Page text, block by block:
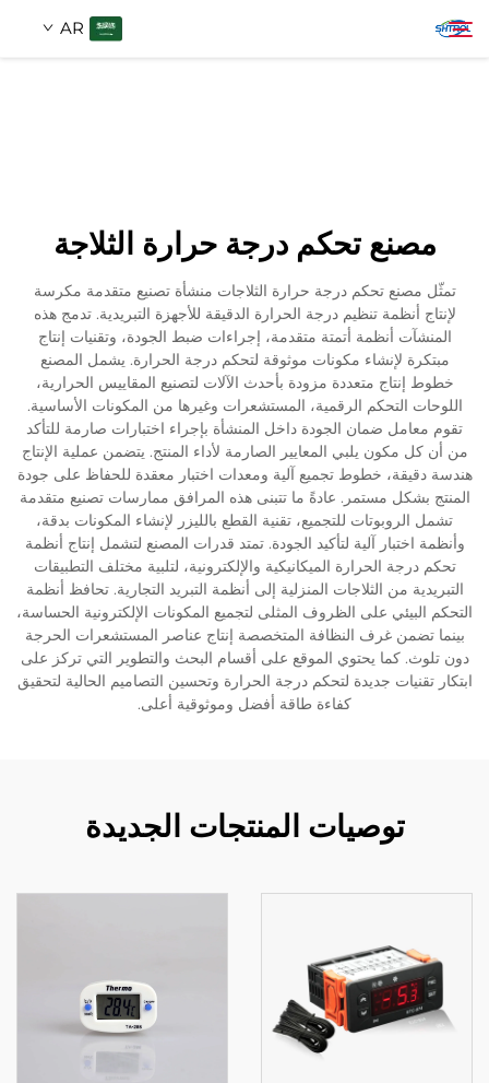
AR
مصنع تحكم درجة حرارة الثلاجة
تمثّل مصنع تحكم درجة حرارة الثلاجات منشأة تصنيع متقدمة مكرسة
لإنتاج أنظمة تنظيم درجة الحرارة الدقيقة للأجهزة التبريدية. تدمج هذه
المنشآت أنظمة أتمتة متقدمة، إجراءات ضبط الجودة، وتقنيات إنتاج
مبتكرة لإنشاء مكونات موثوقة لتحكم درجة الحرارة. يشمل المصنع
خطوط إنتاج متعددة مزودة بأحدث الآلات لتصنيع المقاييس الحرارية،
اللوحات التحكم الرقمية، المستشعرات وغيرها من المكونات الأساسية.
تقوم معامل ضمان الجودة داخل المنشأة بإجراء اختبارات صارمة للتأكد
من أن كل مكون يلبي المعايير الصارمة لأداء المنتج. يتضمن عملية الإنتاج
هندسة دقيقة، خطوط تجميع آلية ومعدات اختبار معقدة للحفاظ على جودة
المنتج بشكل مستمر. عادةً ما تتبنى هذه المرافق ممارسات تصنيع متقدمة
تشمل الروبوتات للتجميع، تقنية القطع بالليزر لإنشاء المكونات بدقة،
وأنظمة اختبار آلية لتأكيد الجودة. تمتد قدرات المصنع لتشمل إنتاج أنظمة
تحكم درجة الحرارة الميكانيكية والإلكترونية، لتلبية مختلف التطبيقات
التبريدية من الثلاجات المنزلية إلى أنظمة التبريد التجارية. تحافظ أنظمة
التحكم البيئي على الظروف المثلى لتجميع المكونات الإلكترونية الحساسة،
بينما تضمن غرف النظافة المتخصصة إنتاج عناصر المستشعرات الحرجة
دون تلوث. كما يحتوي الموقع على أقسام البحث والتطوير التي تركز على
ابتكار تقنيات جديدة لتحكم درجة الحرارة وتحسين التصاميم الحالية لتحقيق
كفاءة طاقة أفضل وموثوقية أعلى.
توصيات المنتجات الجديدة